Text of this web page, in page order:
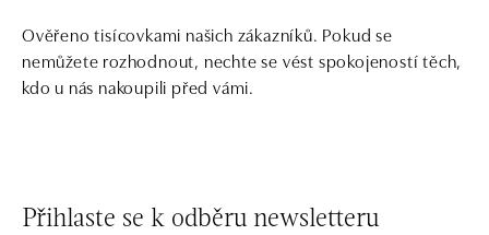
Ověřeno tisícovkami našich zákazníků. Pokud se
nemůžete rozhodnout, nechte se vést spokojeností těch,
kdo u nás nakoupili před vámi.
Přihlaste se k odběru newsletteru